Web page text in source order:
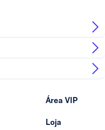
Área VIP
Loja